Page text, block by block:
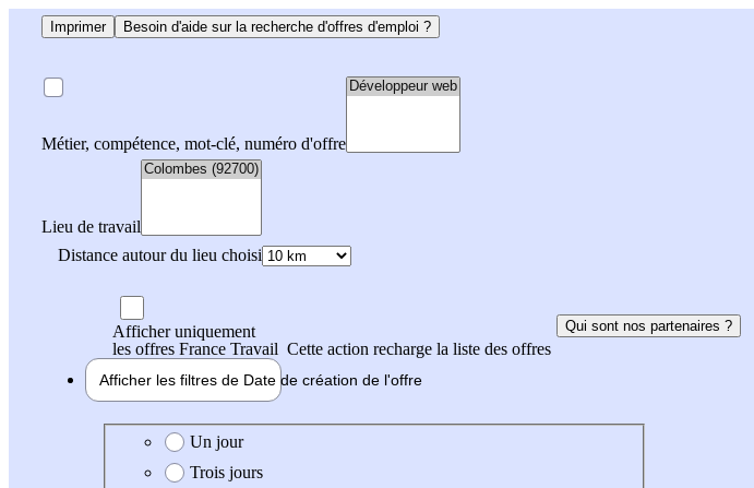
Imprimer Besoin d'aide sur la recherche d'offres d'emploi ?
Métier, compétence, mot-clé, numéro d'offre
Lieu de travail
Distance autour du lieu choisi
Afficher uniquement
les offres France Travail Cette action recharge la liste des offres
Qui sont nos partenaires ?
Afficher les filtres de Date de création de l'offre
Date de création de l'offre
Un jour
Trois jours